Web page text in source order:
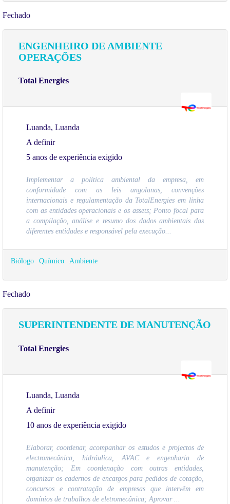
Fechado
ENGENHEIRO DE AMBIENTE
OPERAÇÕES
Total Energies
Luanda, Luanda
A definir
5 anos de experiência exigido
Implementar a política ambiental da empresa, em
conformidade com as leis angolanas, convenções
internacionais e regulamentação da TotalEnergies em linha
com as entidades operacionais e os assets; Ponto focal para
a compilação, análise e resumo dos dados ambientais das
diferentes entidades e responsável pela execução...
Biólogo Químico Ambiente
Fechado
SUPERINTENDENTE DE MANUTENÇÃO
Total Energies
Luanda, Luanda
A definir
10 anos de experiência exigido
Elaborar, coordenar, acompanhar os estudos e projectos de
electromecânica, hidráulica, AVAC e engenharia de
manutenção; Em coordenação com outras entidades,
organizar os cadernos de encargos para pedidos de cotação,
concursos e contratação de empresas que intervêm em
domínios de trabalhos de eletromecânica; Aprovar ...